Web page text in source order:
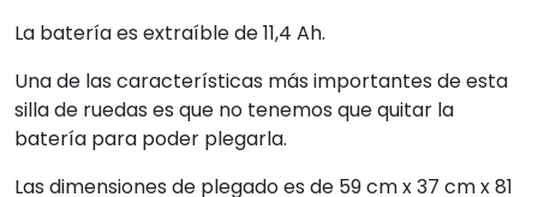
La batería es extraíble de 11,4 Ah.
Una de las características más importantes de esta
silla de ruedas es que no tenemos que quitar la
batería para poder plegarla.
Las dimensiones de plegado es de 59 cm x 37 cm x 81